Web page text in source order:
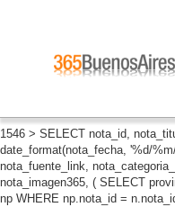
1546 > SELECT nota_id,
date_format(nota_fecha, '%d/
nota_fuente_link,
nota_imagen365, ( SELECT
np WHERE np.nota_id =